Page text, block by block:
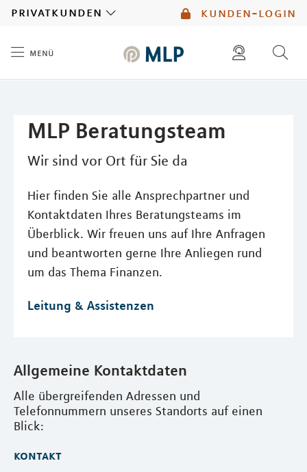
kunden-login
privatkunden
menü
MLP Beratungsteam
Wir sind vor Ort für Sie da
Hier finden Sie alle Ansprechpartner und
Kontaktdaten Ihres Beratungsteams im
Überblick. Wir freuen uns auf Ihre Anfragen
und beantworten gerne Ihre Anliegen rund
um das Thema Finanzen.
Leitung & Assistenzen
Allgemeine Kontaktdaten
Alle übergreifenden Adressen und
Telefonnummern unseres Standorts auf einen
Blick:
kontakt